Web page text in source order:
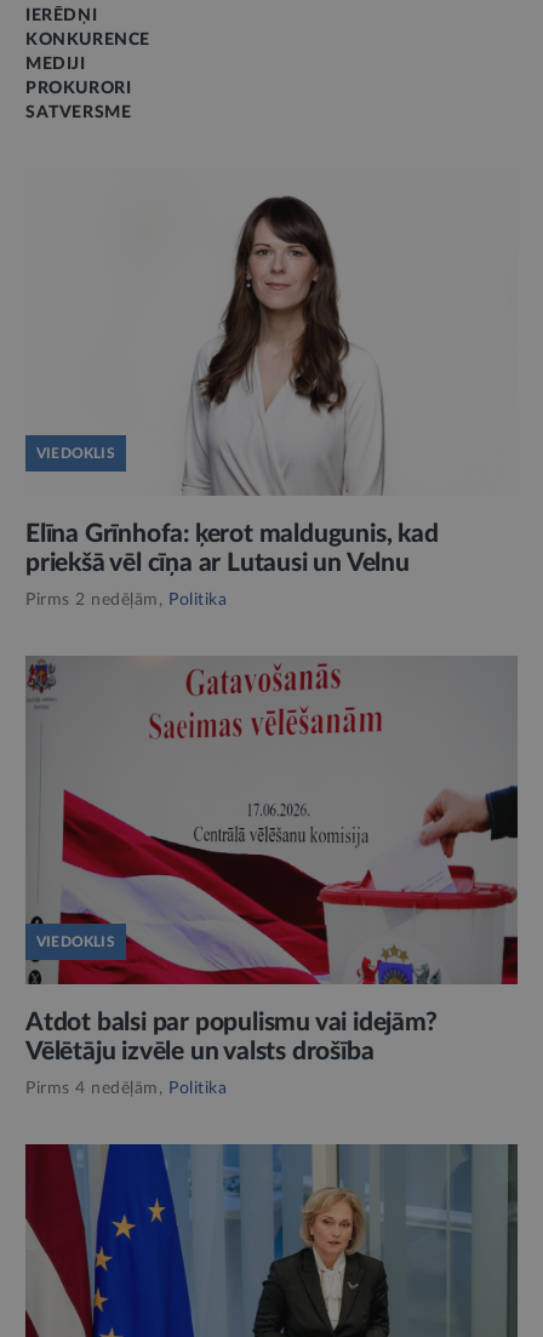
IERĒDŅI
KONKURENCE
MEDIJI
PROKURORI
SATVERSME
VIEDOKLIS
Elīna Grīnhofa: ķerot maldugunis, kad
priekšā vēl cīņa ar Lutausi un Velnu
Pirms 2 nedēļām, Politika
VIEDOKLIS
Atdot balsi par populismu vai idejām?
Vēlētāju izvēle un valsts drošība
Pirms 4 nedēļām, Politika